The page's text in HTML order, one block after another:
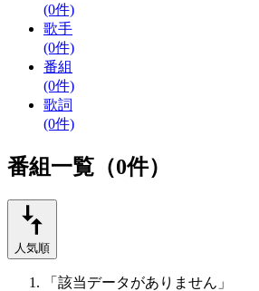
(0件)
歌手
(0件)
番組
(0件)
歌詞
(0件)
番組一覧（0件）
人気順
「該当データがありません」